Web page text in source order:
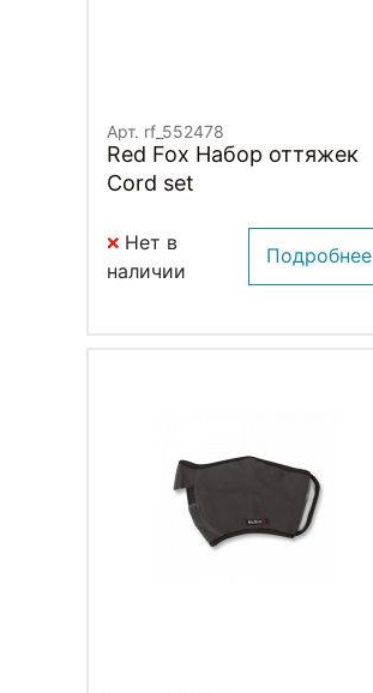
Арт. rf_552478
Red Fox Набор оттяжек
Cord set
Нет в
наличии
Подробнее